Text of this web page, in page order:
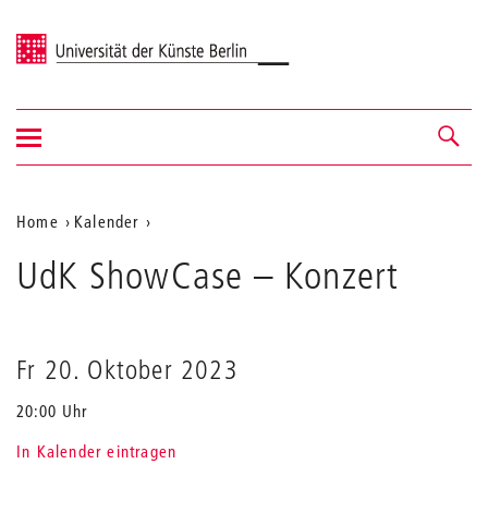
Universität der Künste Berlin
Navigation &
Suche
Navigation
ein-/ausblenden
Aktuelle
Position
auf
Webseite
Home
Kalender
ShowCase
UdK ShowCase – Konzert
Fr 20. Oktober 2023
20:00 Uhr
In Kalender eintragen